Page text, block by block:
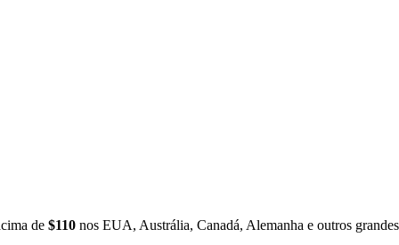
de $110 nos EUA, Austrália, Canadá, Alemanha e outros